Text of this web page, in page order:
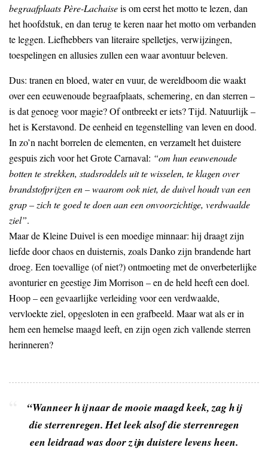
begraafplaats Père-Lachaiseis om eerst het motto te lezen, dan
het hoofdstuk, en dan terug te keren naar het motto om verbanden
te leggen. Liefhebbers van literaire spelletjes, verwijzingen,
toespelingen en allusies zullen een waar avontuur beleven.
Dus: tranen en bloed, water en vuur, de wereldboom die waakt
over een eeuwenoude begraafplaats, schemering, en dan sterren –
is dat genoeg voor magie? Of ontbreekt er iets? Tijd. Natuurlijk –
het is Kerstavond. De eenheid en tegenstelling van leven en dood.
In zo’n nacht borrelen de elementen, en verzamelt het duistere
gespuis zich voor het Grote Carnaval: “om hun eeuwenoude
botten te strekken, stadsroddels uit te wisselen, te klagen over
brandstofprijzen en – waarom ook niet, de duivel houdt van een
grap – zich te goed te doen aan een onvoorzichtige, verdwaalde
ziel”.
Maar de Kleine Duivel is een moedige minnaar: hij draagt zijn
liefde door chaos en duisternis, zoals Danko zijn brandende hart
droeg. Een toevallige (of niet?) ontmoeting met de onverbeterlijke
avonturier en geestige Jim Morrison – en de held heeft een doel.
Hoop – een gevaarlijke verleiding voor een verdwaalde,
vervloekte ziel, opgesloten in een grafbeeld. Maar wat als er in
hem een hemelse maagd leeft, en zijn ogen zich vallende sterren
herinneren?
“Wanneer hij naar de mooie maagd keek, zag hij
die sterrenregen. Het leek alsof die sterrenregen
een leidraad was door zijn duistere levens heen.